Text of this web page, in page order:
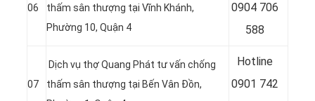
06
thấm sân thượng tại Vĩnh Khánh,
Phường 10, Quận 4
0904 706
588
07
Dịch vụ thợ Quang Phát tư vấn chống
thấm sân thượng tại Bến Vân Ðồn,
Hotline
0901 742